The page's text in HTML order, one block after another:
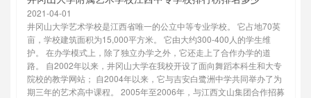
2021-04-01
井冈山大学艺术学校是江西省唯一的公立中等专业学校。 它占地70英
亩，学校建筑面积为15,000平方米。 它由大约300-400人的学生维
护。 在办学模式上，除了独立办学之外，它还走上了合作办学的道
路。 自2002年以来，井冈山大学在我校开设了面向舞蹈本科生和大专
院校的教学网站； 自2004年以来，它与吉安白鹭洲中学共同举办了为
期三年的艺术高中课程。 2005年至2006年，与江西文山集团合作招募